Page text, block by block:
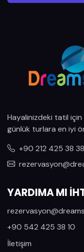
Hayalinizdeki tatil
günlük turlara en iyi
+90 212 425 38 38
YARDIMA MI
+90 542 425 38 10
İletişim